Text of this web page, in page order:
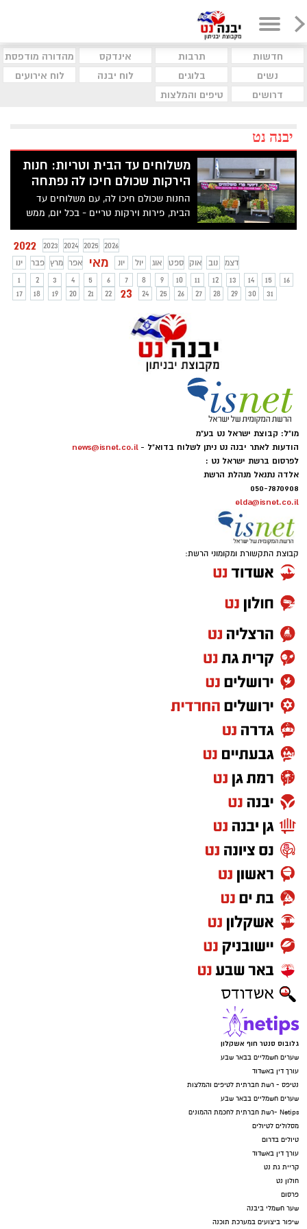
חדשות תרבות אינדקס
מהדורה מודפסת
נשים
בלוגים לוח יבנה
לוח אירועים
דרושים
טיפים והמלצות
יבנה נט
משלוחים עד הבית וטריות: חנות
הירקות שכולם חיכו לה נפתחה
החנות שכולם חיכו לה, עם משלוחים עד
הבית, פירות וירקות טריים - בכל יום, ממש
כאן ביבנה. דיוטי פרי משלוחים - ולא רק
2022 2023 2024 2025
2026
ינו
פבר מרץ אפר מאי יונ יול אוג ספט אוק נוב
דצמ
1
2 3 4 5 6 7 8 9 10 11 12 13 14 15
16
17
18 19 20 21 22 23 24 25 26 27 28 29 30 31
מו"ל: קבוצת ישראל נט בע"מ
הודעות לאתר יבנה נט ניתן לשלוח בדוא"ל - news@isnet.co.il
לפרסום ברשת ישראל נט :
אלדה נתנאל מנהלת הרשת
050-7870908
elda@isnet.co.il
קבוצת התקשורת ומקומוני הרשת:
גלובוס סנטר חוף אשקלון
שערים חשמליים בבאר שבע
עורך דין באשדוד
נטיפס - רשת חברתית לטיפים והמלצות
שערים חשמליים בבאר שבע
Netips -רשת חברתית לחכמת ההמונים
מסלולים לטיולים
טיולים בדרום
עורך דין באשדוד
קריית גת נט
חולון נט
פרסום
שער חשמלי ביבנה
שיפור ביצועים במערכת תוכנה